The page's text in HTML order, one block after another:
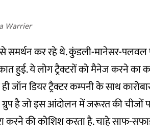
Warrier
समर्थन कर रहे थे. कुंडली-मानेसर-
हुई. ये लोग ट्रैक्टरों को मैनेज करने का
जॉन डियर ट्रैक्टर कम्पनी के साथ
है जो इस आंदोलन में जरूरत की चीजों
करने की कोशिश करता है. चाहे साफ-